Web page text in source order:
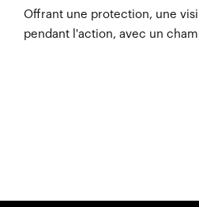
Offrant une protection, une
pendant l'action, avec un